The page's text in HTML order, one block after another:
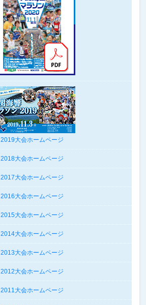
2019大会ホームページ
2018大会ホームページ
2017大会ホームページ
2016大会ホームページ
2015大会ホームページ
2014大会ホームページ
2013大会ホームページ
2012大会ホームページ
2011大会ホームページ